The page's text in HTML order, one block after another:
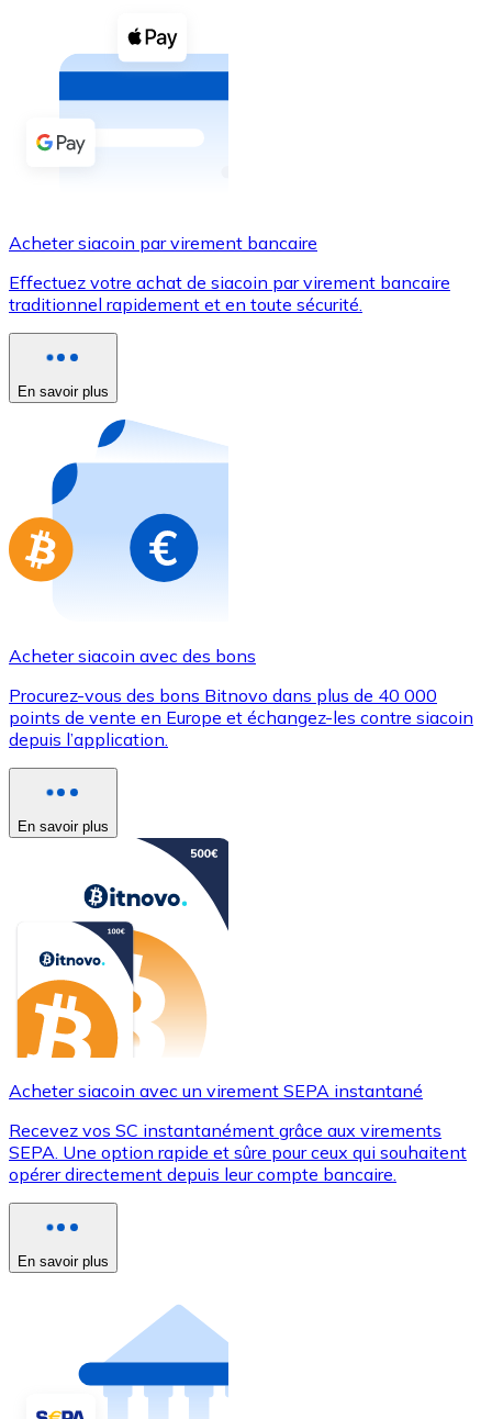
Coupons crypto
Achetez des cryptomonnaies en espèces et d'autres
Acheter avec espèces
Virement SEPA
Utilisez les cartes Visa et Mastercard pour acheter
Acheter avec carte
Nouveau
Achetez des cartes-cadeaux de vos marques
Aller à la boutique de cartes-cadeaux
Acheter siacoin par virement bancaire
Effectuez votre achat de siacoin par virement bancaire
traditionnel rapidement et en toute sécurité.
En savoir plus
Acheter siacoin avec des bons
Procurez-vous des bons Bitnovo dans plus de 40 000
points de vente en Europe et échangez-les contre siacoin
depuis l’application.
En savoir plus
Acheter siacoin avec un virement SEPA instantané
Recevez vos SC instantanément grâce aux virements
SEPA. Une option rapide et sûre pour ceux qui souhaitent
opérer directement depuis leur compte bancaire.
En savoir plus